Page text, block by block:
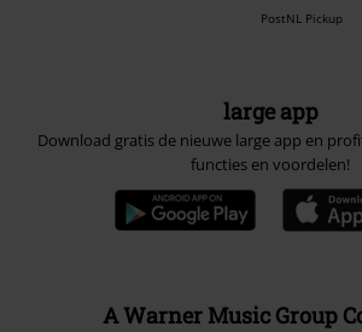
PostNL Pickup
large app
Download gratis de nieuwe large app en
functies en voordelen!
A Warner Music Group